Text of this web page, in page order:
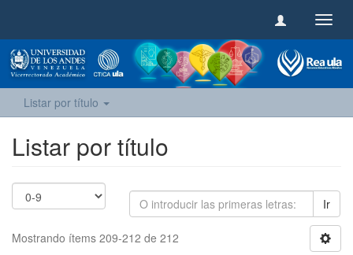
Listar por título
Listar por título
Ir
Mostrando ítems 209-212 de 212